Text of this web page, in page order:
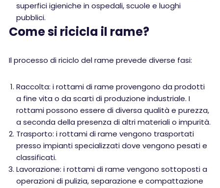
superfici igieniche in ospedali, scuole e luoghi
pubblici.
Come si ricicla il rame?
Il processo di riciclo del rame prevede diverse fasi:
Raccolta: i rottami di rame provengono da prodotti
a fine vita o da scarti di produzione industriale. I
rottami possono essere di diversa qualità e purezza,
a seconda della presenza di altri materiali o impurità.
Trasporto: i rottami di rame vengono trasportati
presso impianti specializzati dove vengono pesati e
classificati.
Lavorazione: i rottami di rame vengono sottoposti a
operazioni di pulizia, separazione e compattazione